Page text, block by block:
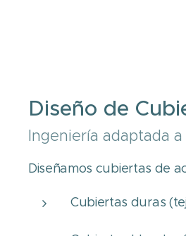
Diseño de
Ingeniería adaptada
Diseñamos cubiertas de
Cubiertas duras